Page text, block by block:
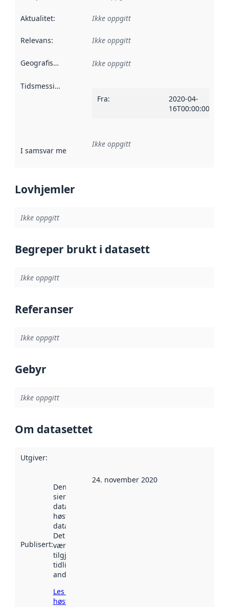
Aktualitet: Ikke oppgitt
Relevans: Ikke oppgitt
Geografisk avgrensning :
Ikke oppgitt
Tidsmessig avgrensning
Fra:
2020-04-
16T00:00:00Z
I samsvar med Referanse til en implementasjonsregel
Ikke oppgitt
Lovhjemler
Ikke oppgitt
Begreper brukt i datasett
Ikke oppgitt
Referanser
Ikke oppgitt
Gebyr
Ikke oppgitt
Om datasettet
Utgiver:
Publisert:
Denne datoen
sier når
datasettet ble
høstet av
data.norge.no.
Det kan ha
vært
tilgjengelig
tidligere
andre steder.
Les mer om
høsting her
24. november 2020